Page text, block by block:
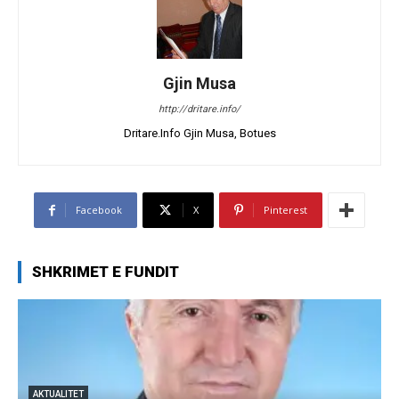
Gjin Musa
http://dritare.info/
Dritare.Info Gjin Musa, Botues
Facebook X Pinterest
SHKRIMET E FUNDIT